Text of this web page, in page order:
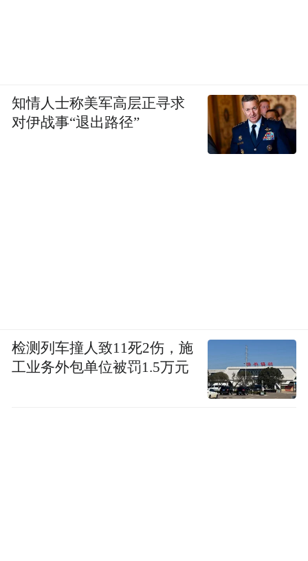
知情人士称美军高层正寻求
对伊战事“退出路径”
检测列车撞人致11死2伤，施
工业务外包单位被罚1.5万元